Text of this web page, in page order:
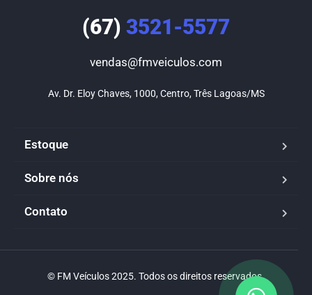
(67) 3521-5577
vendas@fmveiculos.com
Av. Dr. Eloy Chaves, 1000, Centro, Três Lagoas/MS
Estoque
Sobre nós
Contato
© FM Veículos 2025. Todos os direitos reservados.